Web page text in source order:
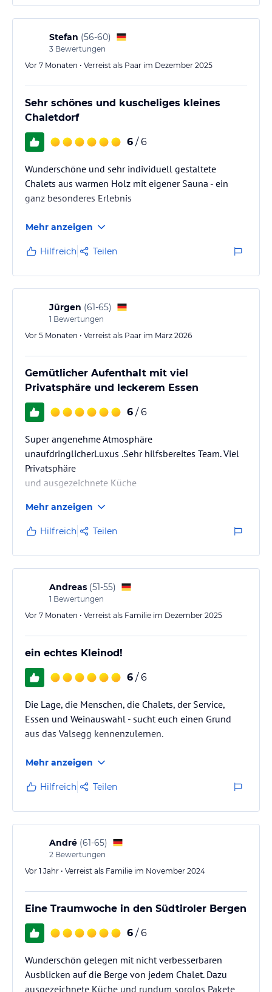
Stefan (56-60)
3 Bewertungen
Vor 7 Monaten • Verreist als Paar im Dezember 2025
Sehr schönes und kuscheliges kleines
Chaletdorf
6 / 6
Wunderschöne und sehr individuell gestaltete
Chalets aus warmen Holz mit eigener Sauna - ein
ganz besonderes Erlebnis
Mehr anzeigen
Hilfreich Teilen
Jürgen (61-65)
1 Bewertungen
Vor 5 Monaten • Verreist als Paar im März 2026
Gemütlicher Aufenthalt mit viel
Privatsphäre und leckerem Essen
6 / 6
Super angenehme Atmosphäre
unaufdringlicherLuxus .Sehr hilfsbereites Team. Viel
Privatsphäre
und ausgezeichnete Küche
Mehr anzeigen
Hilfreich Teilen
Andreas (51-55)
1 Bewertungen
Vor 7 Monaten • Verreist als Familie im Dezember 2025
ein echtes Kleinod!
6 / 6
Die Lage, die Menschen, die Chalets, der Service,
Essen und Weinauswahl - sucht euch einen Grund
aus das Valsegg kennenzulernen.
Mehr anzeigen
Hilfreich Teilen
André (61-65)
2 Bewertungen
Vor 1 Jahr • Verreist als Familie im November 2024
Eine Traumwoche in den Südtiroler Bergen
6 / 6
Wunderschön gelegen mit nicht verbesserbaren
Ausblicken auf die Berge von jedem Chalet. Dazu
ausgezeichnete Küche und rundum sorglos Pakete